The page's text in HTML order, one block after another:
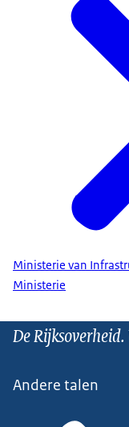
Ministerie van
Ministerie
De
Andere talen